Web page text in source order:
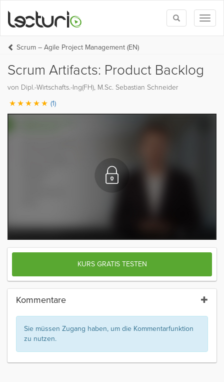
Toggle
search
Scrum – Agile Project Management (EN)
Scrum Artifacts: Product Backlog
von Dipl.-Wirtschafts.-Ing(FH), M.Sc. Sebastian Schneider
(1)
KURS GRATIS TESTEN
Kommentare
Sie müssen Zugang haben, um die Kommentarfunktion
zu nutzen.